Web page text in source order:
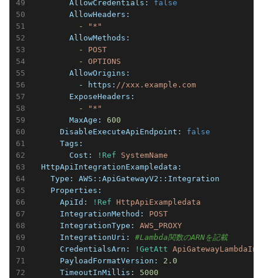
        AllowCredentials:
false
        AllowHeaders:
          -
"*"
        AllowMethods:
          -
POST
          -
OPTIONS
        AllowOrigins:
          - https:
//xxx.example.com
        ExposeHeaders:
          -
"*"
        MaxAge:
600
      DisableExecuteApiEndpoint:
false
      Tags:
        Cost:
!Ref
SystemName
  HttpApiIntegrationExampledata:
    Type:
AWS::ApiGatewayV2::Integration
    Properties:
      ApiId:
!Ref
HttpApiExampledata
      IntegrationMethod:
POST
      IntegrationType:
AWS_PROXY
      IntegrationUri:
#Lambda関数のARNを記載
      CredentialsArn:
!GetAtt
      PayloadFormatVersion:
2.0
      TimeoutInMillis:
5000